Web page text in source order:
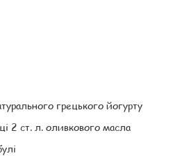
грецького йогурту
2 ст. л. оливкового масла